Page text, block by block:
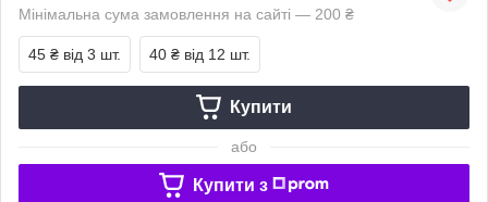
Мінімальна сума замовлення на сайті — 200 ₴
45 ₴ від 3 шт. 40 ₴ від 12 шт.
Купити
або
Купити з